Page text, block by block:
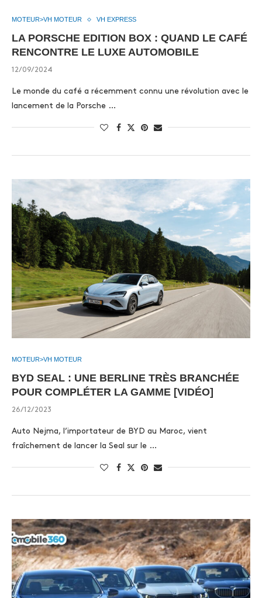
MOTEUR>VH MOTEUR VH EXPRESS
LA PORSCHE EDITION BOX : QUAND LE CAFÉ
RENCONTRE LE LUXE AUTOMOBILE
12/09/2024
Le monde du café a récemment connu une révolution avec le
lancement de la Porsche …
MOTEUR>VH MOTEUR
BYD SEAL : UNE BERLINE TRÈS BRANCHÉE
POUR COMPLÉTER LA GAMME [VIDÉO]
26/12/2023
Auto Nejma, l’importateur de BYD au Maroc, vient
fraîchement de lancer la Seal sur le …